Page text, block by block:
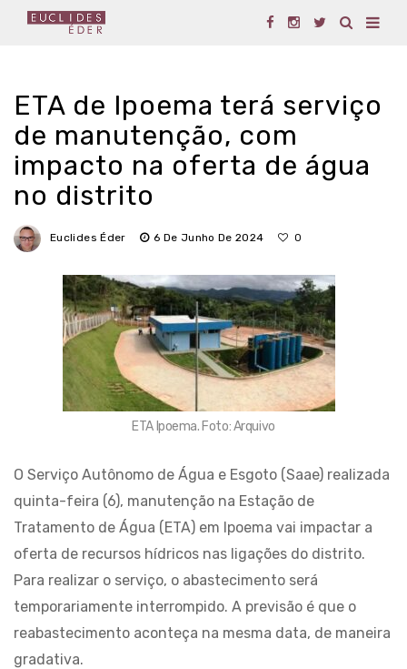
ETA de Ipoema terá serviço
de manutenção, com
impacto na oferta de água
no distrito
Euclides Éder 6 De Junho De 2024 0
ETA Ipoema. Foto: Arquivo
O Serviço Autônomo de Água e Esgoto (Saae) realizada
quinta-feira (6), manutenção na Estação de
Tratamento de Água (ETA) em Ipoema vai impactar a
oferta de recursos hídricos nas ligações do distrito.
Para realizar o serviço, o abastecimento será
temporariamente interrompido. A previsão é que o
reabastecimento aconteça na mesma data, de maneira
gradativa.